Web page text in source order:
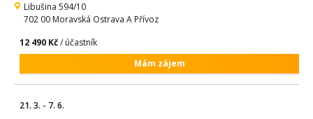
Libušina 594/10
702 00 Moravská Ostrava A Přívoz
12 490 Kč/ účastník
Mám zájem
21. 3. - 7. 6.